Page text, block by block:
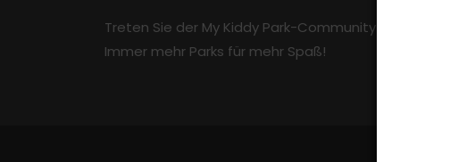
Treten Sie der My Kiddy Park-Community kostenlos bei
Immer mehr Parks für mehr Spaß!